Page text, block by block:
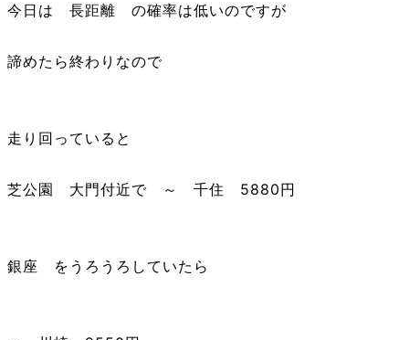
今日は 長距離 の確率は低いのですが
諦めたら終わりなので
走り回っていると
芝公園 大門付近で ～ 千住 5880円
銀座 をうろうろしていたら